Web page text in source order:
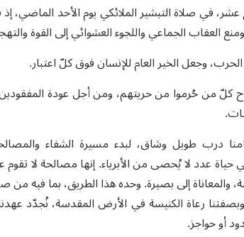
في صلاة التبشير الملائكي يوم الأحد الماضي،
العقاب الجماعي واللجوء العشوائي إلى القوة
وجعل الخير العام للإنسان فوق كلّ اعتبار.
كلّ من حُرموا من حريتهم، ومن أجل عودة
.
درب طويل وشاق، لبدء مسيرة الشفاء
حياة عدد لا يُحصى من الأبرياء.إنها مصالحة لا
والمعاناة إلى بصيرة. وحده هذا الطريق، بما فيه
وبصفتنا رعاة الكنيسة في الأرض المقدسة، نُجدّد
أو حواجز.